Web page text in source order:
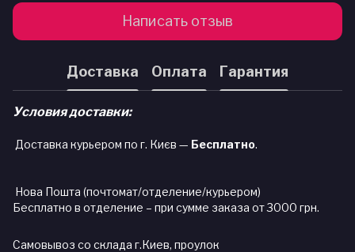
Написать отзыв
Доставка Оплата Гарантия
Условия доставки:
Доставка курьером по г. Києв — Бесплатно.
Нова Пошта (почтомат/отделение/курьером)
Бесплатно в отделение – при сумме заказа от 3000 грн.
Самовывоз со склада г.Киев, проулок